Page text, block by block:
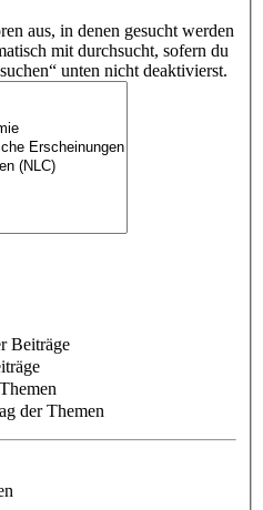
aus, in denen gesucht werden
mit durchsucht, sofern du
unten nicht deaktivierst.
Beiträge
der Themen